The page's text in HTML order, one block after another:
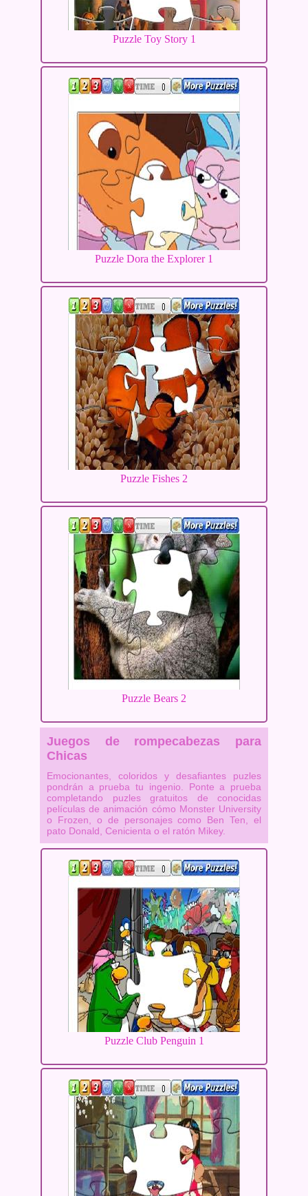
Puzzle Toy Story 1
Puzzle Dora the Explorer 1
Puzzle Fishes 2
Puzzle Bears 2
Juegos de rompecabezas para
Chicas
Emocionantes, coloridos y desafiantes puzles
pondrán a prueba tu ingenio. Ponte a prueba
completando puzles gratuitos de conocidas
películas de animación cómo Monster University
o Frozen, o de personajes como Ben Ten, el
pato Donald, Cenicienta o el ratón Mikey.
Puzzle Club Penguin 1